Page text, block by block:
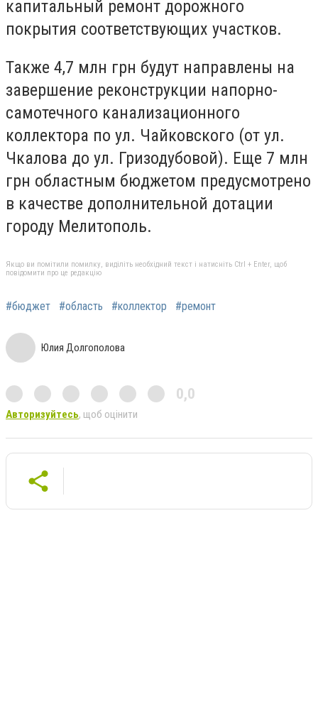
капитальный ремонт дорожного
покрытия соответствующих участков.
Также 4,7 млн грн будут направлены на
завершение реконструкции напорно-
самотечного канализационного
коллектора по ул. Чайковского (от ул.
Чкалова до ул. Гризодубовой). Еще 7 млн
грн областным бюджетом предусмотрено
в качестве дополнительной дотации
городу Мелитополь.
Якщо ви помітили помилку, виділіть необхідний текст і натисніть Ctrl + Enter, щоб
повідомити про це редакцію
#бюджет #область #коллектор #ремонт
Юлия Долгополова
0,0
Авторизуйтесь, щоб оцінити